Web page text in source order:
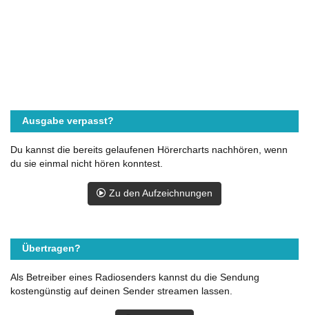
Ausgabe verpasst?
Du kannst die bereits gelaufenen Hörercharts nachhören, wenn
du sie einmal nicht hören konntest.
Zu den Aufzeichnungen
Übertragen?
Als Betreiber eines Radiosenders kannst du die Sendung
kostengünstig auf deinen Sender streamen lassen.